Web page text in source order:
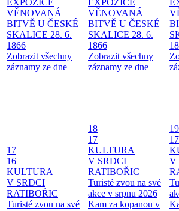
EXPOZICE
VĚNOVANÁ
BITVĚ U ČESKÉ
SKALICE 28. 6.
1866
Zobrazit všechny
záznamy ze dne
EXPOZICE
VĚNOVANÁ
BITVĚ U ČESKÉ
SKALICE 28. 6.
1866
Zobrazit všechny
záznamy ze dne
17
16
KULTURA
V SRDCI
RATIBOŘIC
Turisté zvou na své
18
17
KULTURA
V SRDCI
RATIBOŘIC
Turisté zvou na své
akce v srpnu 2026
Kam za kopanou v
19
17
V